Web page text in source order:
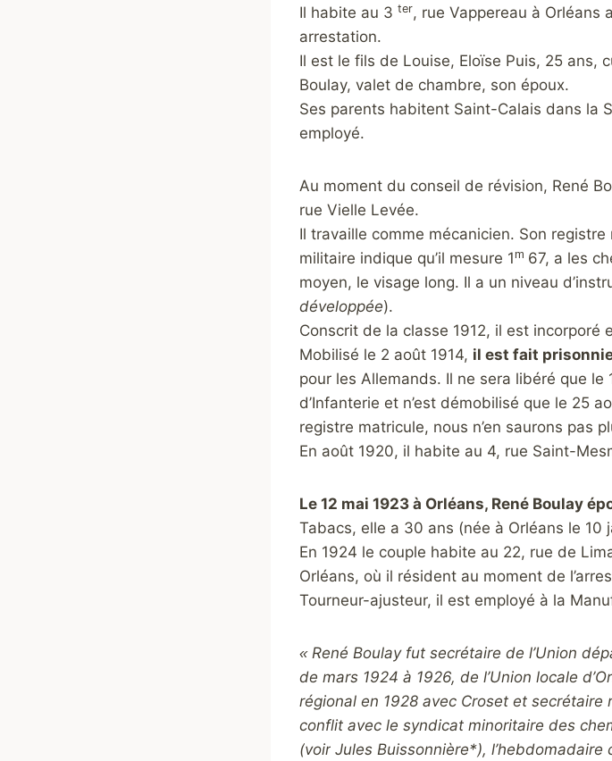
Il habite au 3 ter, rue Vappereau à Orléans
arrestation.
Il est le fils de Louise, Eloïse Puis, 25 ans,
Boulay, valet de chambre, son époux.
Ses parents habitent Saint-Calais dans la
employé.
Au moment du conseil de révision, René
rue Vielle Levée.
Il travaille comme mécanicien. Son registre
militaire indique qu’il mesure 1m 67, a les
moyen, le visage long. Il a un niveau
développée).
Conscrit de la classe 1912, il est incorporé
Mobilisé le 2 août 1914, il est fait
pour les Allemands. Il ne sera libéré que
d’Infanterie et n’est démobilisé que le 25
registre matricule, nous n’en saurons pas
En août 1920, il habite au 4, rue Saint-
Le 12 mai 1923 à Orléans, René Boulay
Tabacs, elle a 30 ans (née à Orléans le
En 1924 le couple habite au 22, rue de
Orléans, où il résident au moment de
Tourneur-ajusteur, il est employé à la
« René Boulay fut secrétaire de l’Union
de mars 1924 à 1926, de l’Union locale
régional en 1928 avec Croset et
conflit avec le syndicat minoritaire des
(voirJules Buissonnière*), l’hebdomadaire